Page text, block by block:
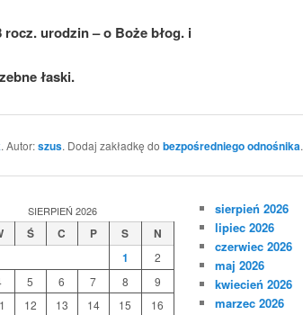
urodzin – o Boże błog. i
łaski.
. Autor:szus. Dodaj zakładkę do bezpośredniego odnośnika.
SIERPIEŃ 2026
Ś C P S
N
1
2
5 6 7 8
9
12 13 14 15
16
sierpień 2026
lipiec 2026
czerwiec 2026
maj 2026
kwiecień 2026
marzec 2026